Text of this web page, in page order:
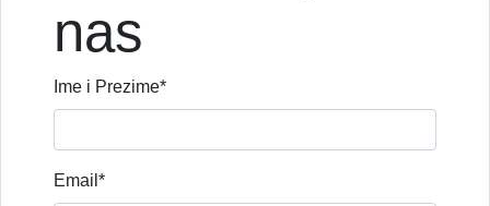
nas
Ime i Prezime*
Email*